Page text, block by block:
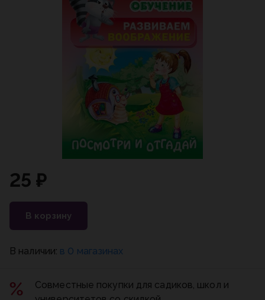
25 ₽
В корзину
В наличии: в 0 магазинах
Совместные покупки для садиков, школ и